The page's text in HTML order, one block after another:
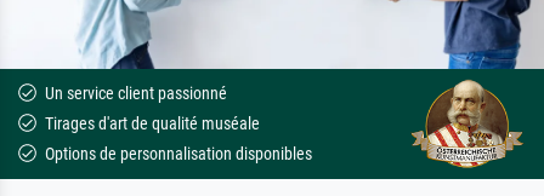
Un service client passionné
Tirages d'art de qualité muséale
Options de personnalisation disponibles